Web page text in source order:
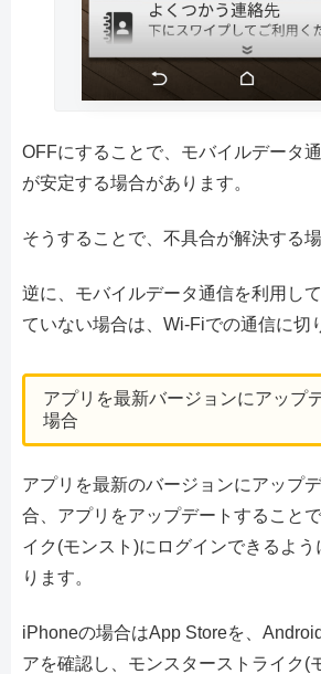
OFFにすることで、モバイルデータ
が安定する場合があります。
そうすることで、不具合が解決する
逆に、モバイルデータ通信を利用し
ていない場合は、Wi-Fiでの通信に切
アプリを最新バージョンにアップ
場合
アプリを最新のバージョンにアップ
合、アプリをアップデートすること
イク(モンスト)にログインできるよ
ります。
iPhoneの場合はApp Storeを、
アを確認し、モンスターストライク(